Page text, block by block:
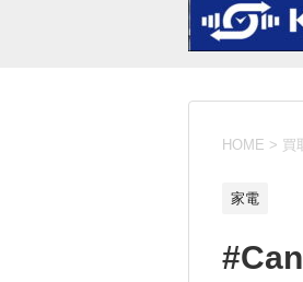
HOME > 買
家電